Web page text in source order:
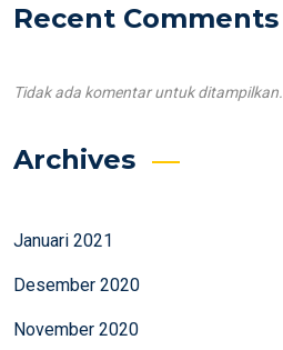
Recent Comments
Tidak ada komentar untuk ditampilkan.
Archives
Januari 2021
Desember 2020
November 2020